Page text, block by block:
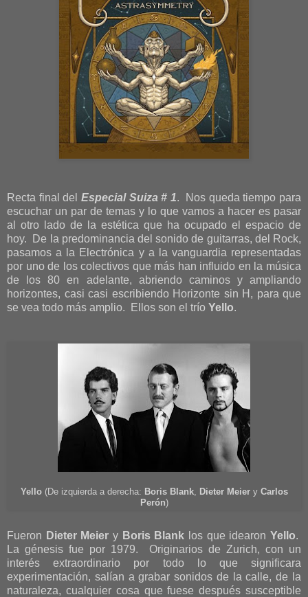
Recta final del Especial Suiza # 1. Nos queda tiempo para
escuchar un par de temas y lo que vamos a hacer es pasar
al otro lado de la estética que ha ocupado el espacio de
hoy. De la predominancia del sonido de guitarras, del Rock,
pasamos a la Electrónica y a la vanguardia representadas
por uno de los colectivos que más han influido en la música
de los 80 en adelante, abriendo caminos y ampliando
horizontes, casi casi escribiendo Horizonte sin H, para que
se vea todo más amplio. Ellos son el trío Yello.
Yello(De izquierda a derecha: Boris Blank, Dieter Meiery Carlos
Perón)
Fueron Dieter Meier y Boris Blank los que idearonYello.
La génesis fue por 1979. Originarios de Zurich, con un
interés extraordinario por todo lo que significara
experimentación, salían a grabar sonidos de la calle, de la
naturaleza, cualquier cosa que fuese después susceptible